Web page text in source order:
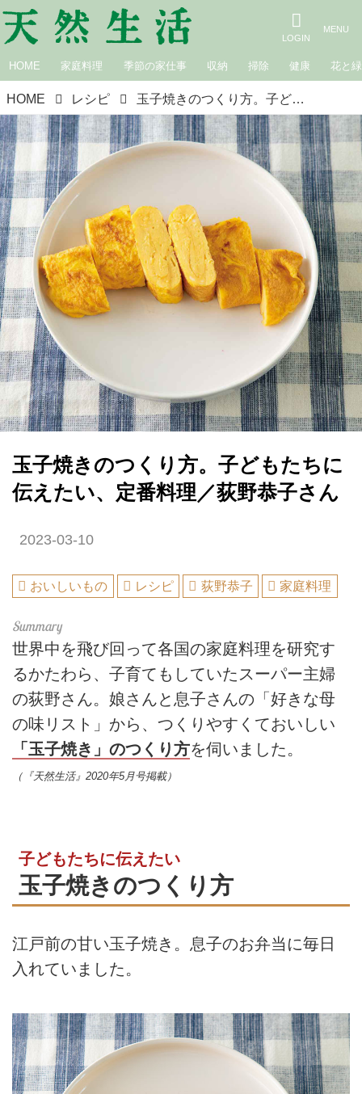
HOME 家庭料理 季節の家仕事 収納 掃除 健康 花と緑
HOME レシピ 玉子焼きのつくり方。子どもたちに伝えたい、定番料理／荻野恭子さん
玉子焼きのつくり方。子どもたちに
伝えたい、定番料理／荻野恭子さん
2023-03-10
おいしいもの レシピ 荻野恭子 家庭料理
世界中を飛び回って各国の家庭料理を研究す
るかたわら、子育てもしていたスーパー主婦
の荻野さん。娘さんと息子さんの「好きな母
の味リスト」から、つくりやすくておいしい
「玉子焼き」のつくり方を伺いました。
（『天然生活』2020年5月号掲載）
子どもたちに伝えたい
玉子焼きのつくり方
江戸前の甘い玉子焼き。息子のお弁当に毎日
入れていました。